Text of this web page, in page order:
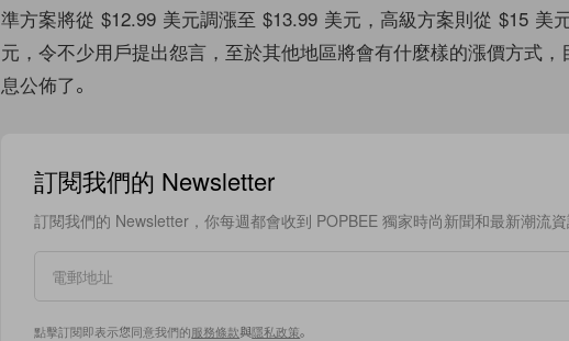
準方案將從 $12.99 美元調漲至 $13.99 美元，高級方案則從 $15 美
元，令不少用戶提出怨言，至於其他地區將會有什麼樣的漲價方式
息公佈了。
訂閱我們的 Newsletter
訂閱我們的 Newsletter，你每週都會收到 POPBEE 獨家時尚新聞和最新潮流資
點擊訂閱即表示您同意我們的服務條款與隱私政策。